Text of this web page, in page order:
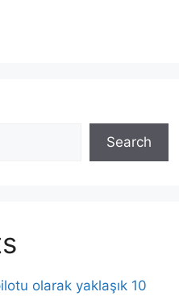
Search
olarak yaklaşık 10